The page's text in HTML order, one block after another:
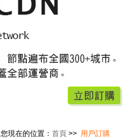
您現在的位置： 首頁 >> 用戶訂購